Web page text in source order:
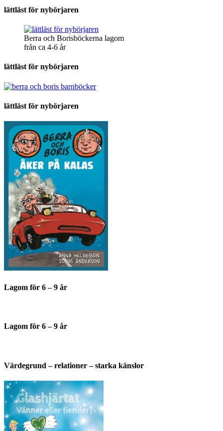
lättläst för nybörjaren
Berra och Borisböckerna lagom
från ca 4-6 år
lättläst för nybörjaren
lättläst för nybörjaren
Lagom för 6 – 9 år
Lagom för 6 – 9 år
Värdegrund – relationer – starka känslor